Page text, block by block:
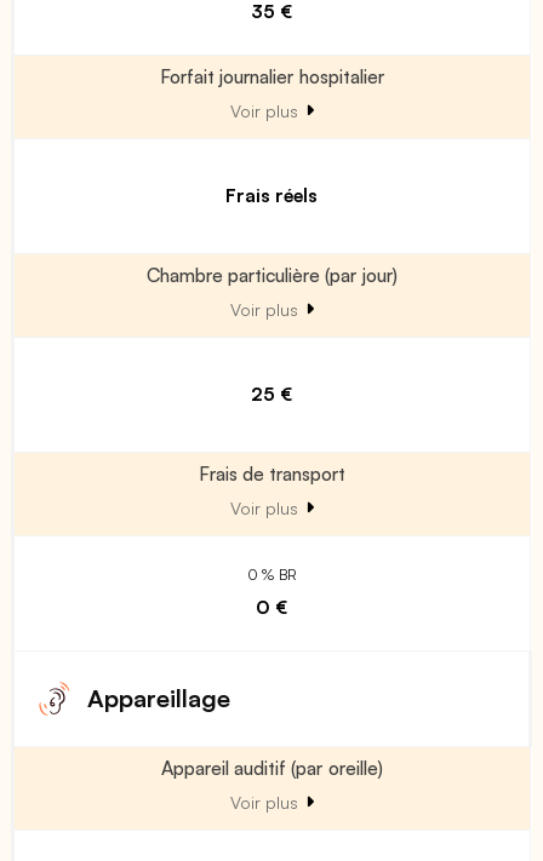
35 €
Forfait journalier hospitalier
Voir plus
Frais réels
Chambre particulière (par jour)
Voir plus
25 €
Frais de transport
Voir plus
0 % BR
0 €
Appareillage
Appareil auditif (par oreille)
Voir plus